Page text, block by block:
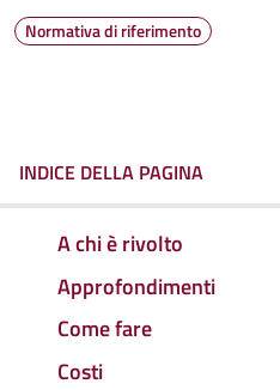
Normativa di riferimento
INDICE DELLA PAGINA
A chi è rivolto
Approfondimenti
Come fare
Costi